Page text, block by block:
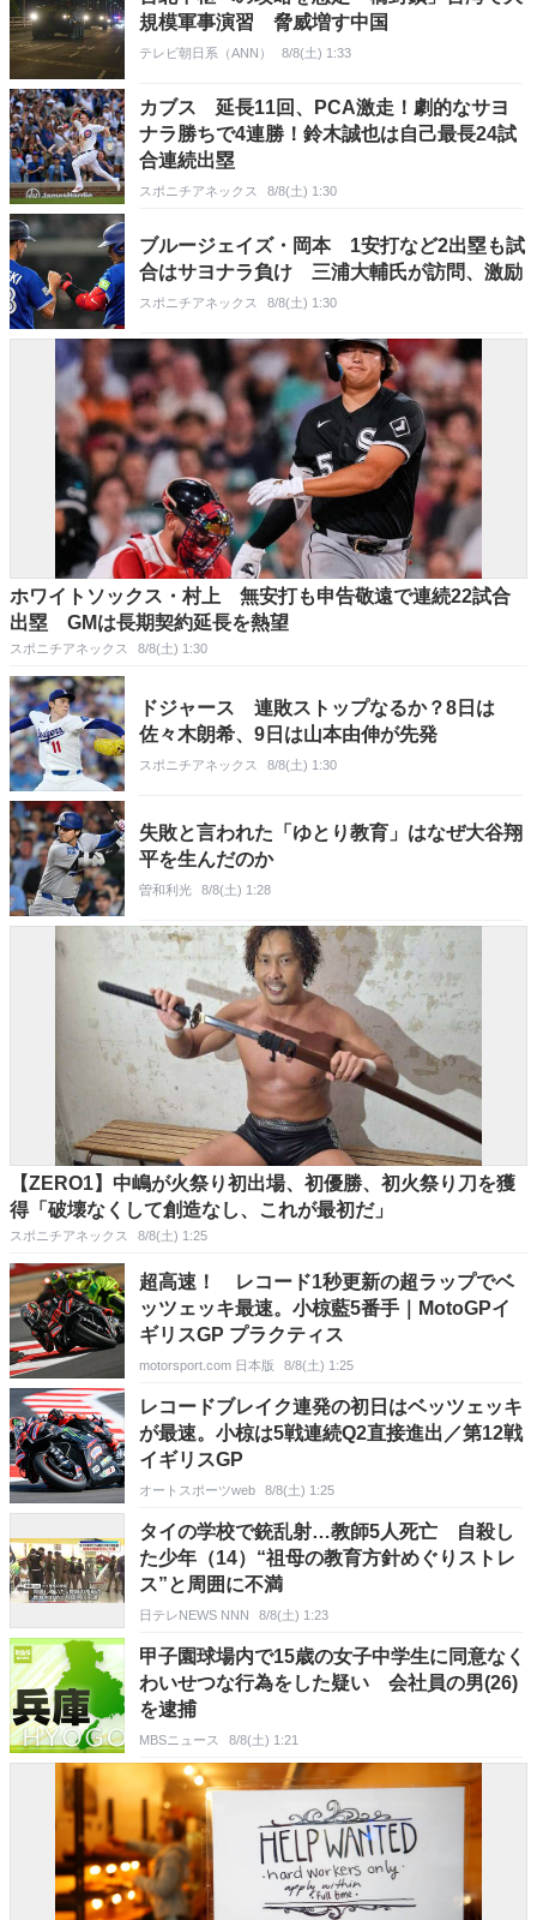
規模軍事演習 脅威増す中国
テレビ朝日系（ANN） 8/8(土) 1:33
カブス 延長11回、PCA激走！劇的なサヨ
ナラ勝ちで4連勝！鈴木誠也は自己最長24試
合連続出塁
スポニチアネックス 8/8(土) 1:30
ブルージェイズ・岡本 1安打など2出塁も試
合はサヨナラ負け 三浦大輔氏が訪問、激励
スポニチアネックス 8/8(土) 1:30
ホワイトソックス・村上 無安打も申告敬遠で連続22試合
出塁 GMは長期契約延長を熱望
スポニチアネックス 8/8(土) 1:30
ドジャース 連敗ストップなるか？8日は
佐々木朗希、9日は山本由伸が先発
スポニチアネックス 8/8(土) 1:30
失敗と言われた「ゆとり教育」はなぜ大谷翔
平を生んだのか
曽和利光 8/8(土) 1:28
【ZERO1】中嶋が火祭り初出場、初優勝、初火祭り刀を獲
得「破壊なくして創造なし、これが最初だ」
スポニチアネックス 8/8(土) 1:25
超高速！ レコード1秒更新の超ラップでベ
ッツェッキ最速。小椋藍5番手｜MotoGPイ
ギリスGP プラクティス
motorsport.com 日本版 8/8(土) 1:25
レコードブレイク連発の初日はベッツェッキ
が最速。小椋は5戦連続Q2直接進出／第12戦
イギリスGP
オートスポーツweb 8/8(土) 1:25
タイの学校で銃乱射…教師5人死亡 自殺し
た少年（14）“祖母の教育方針めぐりストレ
ス”と周囲に不満
日テレNEWS NNN 8/8(土) 1:23
甲子園球場内で15歳の女子中学生に同意なく
わいせつな行為をした疑い 会社員の男(26)
を逮捕
MBSニュース 8/8(土) 1:21